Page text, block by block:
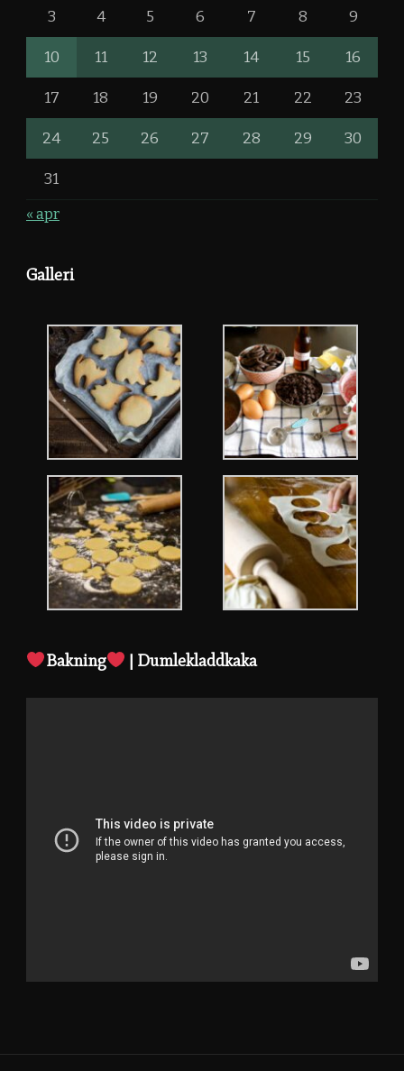
3 4 5 6 7 8 9
10 11 12 13 14 15 16
17 18 19 20 21 22 23
24 25 26 27 28 29 30
31
« apr
Galleri
Bakning | Dumlekladdkaka